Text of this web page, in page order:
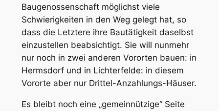
Baugenossenschaft möglichst viele
Schwierigkeiten in den Weg gelegt hat, so
dass die Letztere ihre Bautätigkeit daselbst
einzustellen beabsichtigt. Sie will nunmehr
nur noch in zwei anderen Vororten bauen: in
Hermsdorf und in Lichterfelde: in diesem
Vororte aber nur Drittel-Anzahlungs-Häuser.
Es bleibt noch eine „gemeinnützige“ Seite